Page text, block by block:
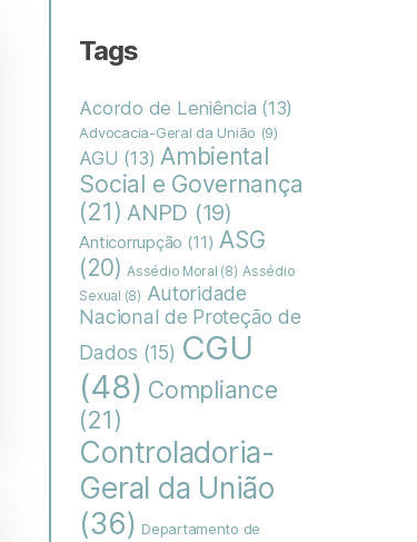
Tags
Acordo de Leniência (13)
Advocacia-Geral da União (9)
AGU (13) Ambiental
Social e Governança
(21) ANPD (19)
Anticorrupção (11) ASG
(20) Assédio Moral (8) Assédio
Sexual (8) Autoridade
Nacional de Proteção de
Dados (15) CGU
(48) Compliance
(21)
Controladoria-
Geral da União
(36) Departamento de